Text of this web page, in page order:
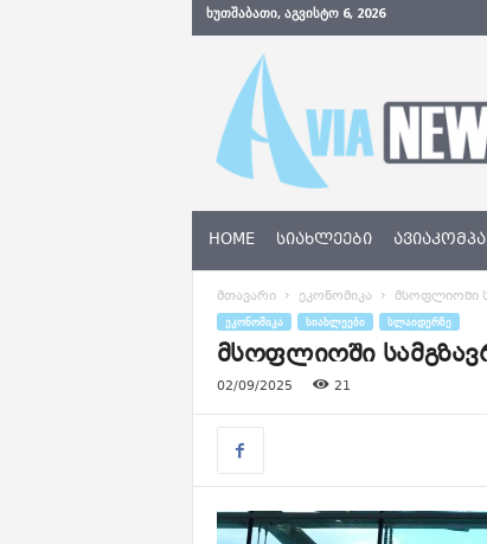
ᲮᲣᲗᲨᲐᲑᲐᲗᲘ, ᲐᲒᲕᲘᲡᲢᲝ 6, 2026
N
w
s
e
HOME ᲡᲘᲐᲮᲚᲔᲔᲑᲘ
მთავარი ეკონომიკა მსოფლიოში
ᲔᲙᲝᲜᲝᲛᲘᲙᲐ ᲡᲘᲐᲮᲚᲔᲔᲑᲘ ᲡᲚᲐᲘᲓᲔᲠᲖᲔ
მსოფლიოში
02/09/2025 21